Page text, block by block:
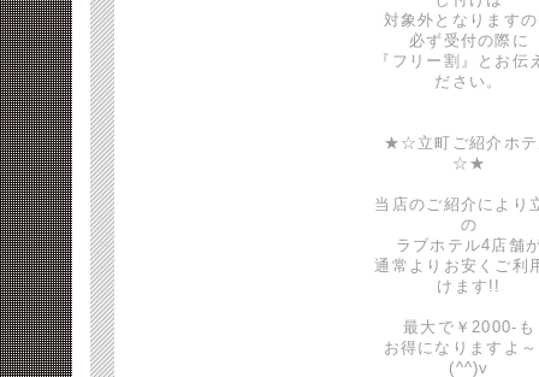
対象外となります
必ず受付の際に
『フリー割』とお伝
ださい。
★☆立町ご紹介ホ
☆★
当店のご紹介により
の
ラブホテル4店舗
通常よりお安くご利
けます!!
最大で￥2000-も
お得になりますよ
(^^)v